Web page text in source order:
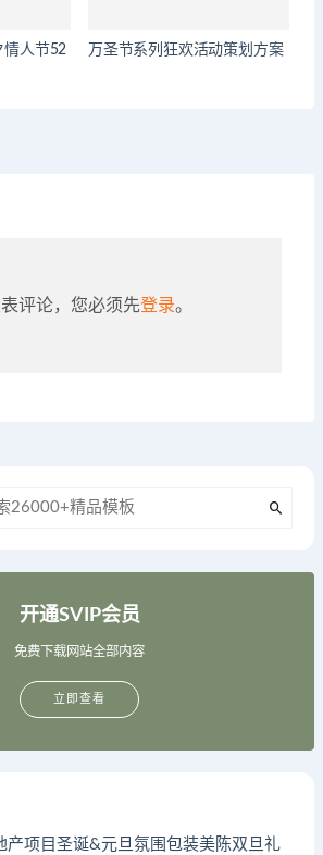
情人节52
万圣节系列狂欢活动策划方案
评论，您必须先登录。
开通SVIP会员
免费下载网站全部内容
立即查看
产项目圣诞&元旦氛围包装美陈双旦礼